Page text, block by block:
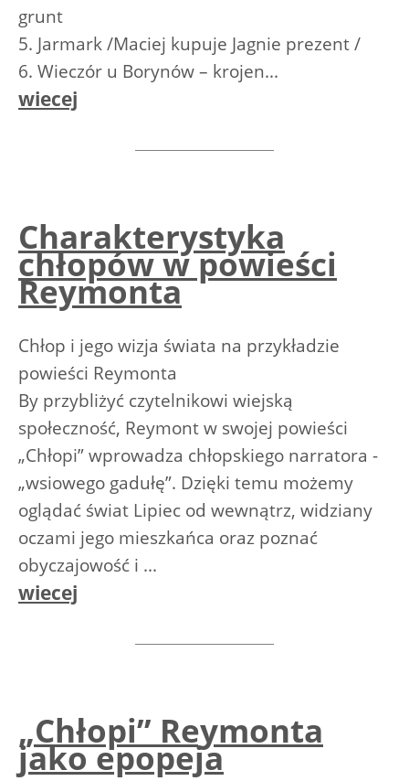
grunt
5. Jarmark /Maciej kupuje Jagnie prezent /
6. Wieczór u Borynów – krojen...
wiecej
Charakterystyka
chłopów w powieści
Reymonta
Chłop i jego wizja świata na przykładzie
powieści Reymonta
By przybliżyć czytelnikowi wiejską
społeczność, Reymont w swojej powieści
„Chłopi” wprowadza chłopskiego narratora -
„wsiowego gadułę”. Dzięki temu możemy
oglądać świat Lipiec od wewnątrz, widziany
oczami jego mieszkańca oraz poznać
obyczajowość i ...
wiecej
„Chłopi” Reymonta
jako epopeja